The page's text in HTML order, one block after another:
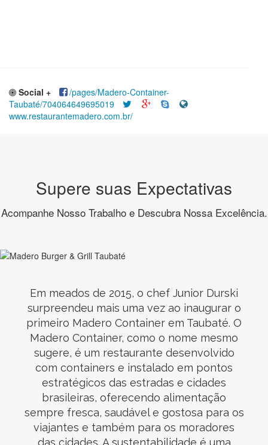
Social +
/pages/Madero-Container-
Taubaté/704064649695019
www.restaurantemadero.com.br/
Supere suas Expectativas
Acompanhe Nosso Trabalho e Descubra Nossa Excelência.
Em meados de 2015, o chef Junior Durski
surpreendeu mais uma vez ao inaugurar o
primeiro Madero Container em Taubaté. O
Madero Container, como o nome mesmo
sugere, é um restaurante desenvolvido
com containers e instalado em pontos
estratégicos das estradas e cidades
brasileiras, oferecendo alimentação
sempre fresca, saudável e gostosa para os
viajantes e também para os moradores
das cidades. A sustentabilidade é uma